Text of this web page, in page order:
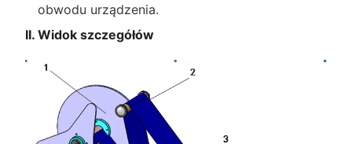
obwodu urządzenia.
II. Widok szczegółów